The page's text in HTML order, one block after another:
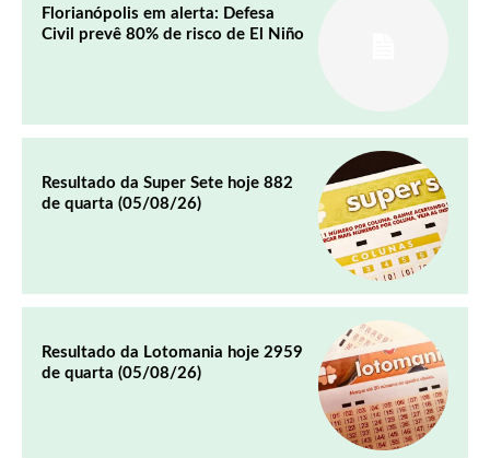
Florianópolis em alerta: Defesa
Civil prevê 80% de risco de El Niño
Resultado da Super Sete hoje 882
de quarta (05/08/26)
Resultado da Lotomania hoje 2959
de quarta (05/08/26)